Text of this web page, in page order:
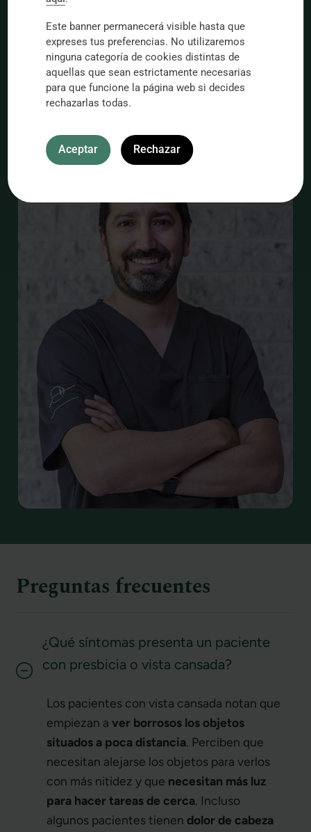
Preguntas frecuentes
¿Qué síntomas presenta un paciente
con presbicia o vista cansada?
Los pacientes con vista cansada notan que
empiezan aver borrosos los objetos
situados a poca distancia. Perciben que
necesitan alejarse los objetos para verlos
con más nitidez y que necesitan más luz
para hacer tareas de cerca. Incluso
algunos pacientes tienen dolor de cabeza
Este banner permanecerá visible hasta que
expreses tus preferencias. No utilizaremos
ninguna categoría de cookies distintas de
aquellas que sean estrictamente necesarias
para que funcione la página web si decides
rechazarlas todas.
Aceptar Rechazar